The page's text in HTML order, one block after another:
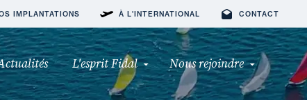
IMPLANTATIONS À L'INTERNATIONAL CONTACT
Actualités L'esprit Fidal Nous rejoindre